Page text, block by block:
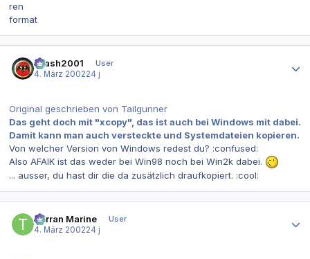
ren
format
Crash2001
User
4. März 200224 j
Original geschrieben von Tailgunner
Das geht doch mit "xcopy", das ist auch bei Windows mit dabei.
Damit kann man auch versteckte und Systemdateien kopieren.
Von welcher Version von Windows redest du? :confused:
Also AFAIK ist das weder bei Win98 noch bei Win2k dabei.
... ausser, du hast dir die da zusätzlich draufkopiert. :cool:
Terran Marine
User
4. März 200224 j